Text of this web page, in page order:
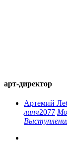
арт-директор
Артемий
линч2077